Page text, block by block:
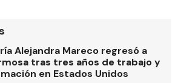
Alejandra Mareco regresó a
tras tres años de trabajo y
en Estados Unidos